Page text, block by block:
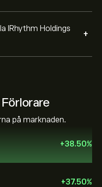
IRhythm Holdings
+
på marknaden.
+38.50%
+37.50%